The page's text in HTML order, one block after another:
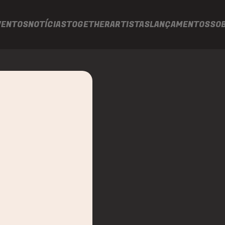
NOTÍCIASTOGETHERARTISTASLANÇAMENTOS